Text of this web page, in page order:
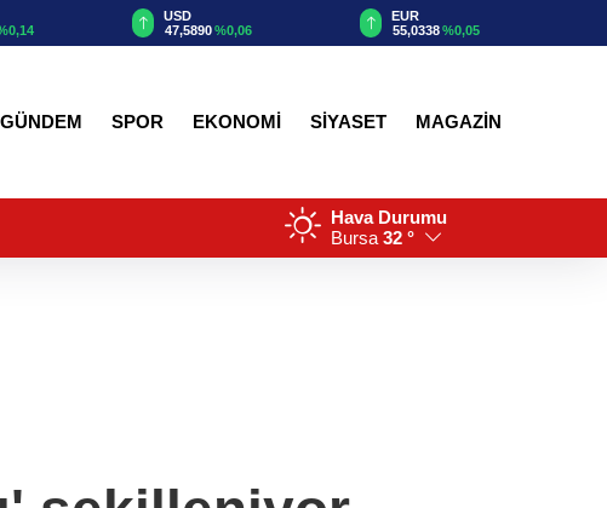
USD
47,5890%0,06
EUR
55,0338 %0,05
GÜNDEM SPOR EKONOMİ SİYASET MAGAZİN
Hava Durumu
Bursa 32 °